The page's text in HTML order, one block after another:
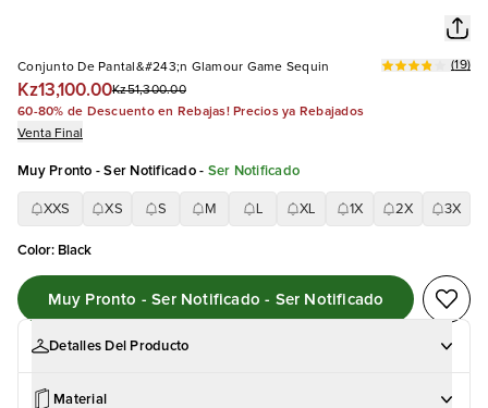
Conjunto De Pantal&#243;n Glamour Game Sequin
Kz13,100.00Kz51,300.00
(19)
60-80% de Descuento en Rebajas! Precios ya Rebajados
Venta Final
Muy Pronto - Ser Notificado- Ser Notificado
XXS XS S M XL 1X 2X 3X
Color: Black
Muy Pronto - Ser Notificado - Ser Notificado
Detalles Del Producto
Material